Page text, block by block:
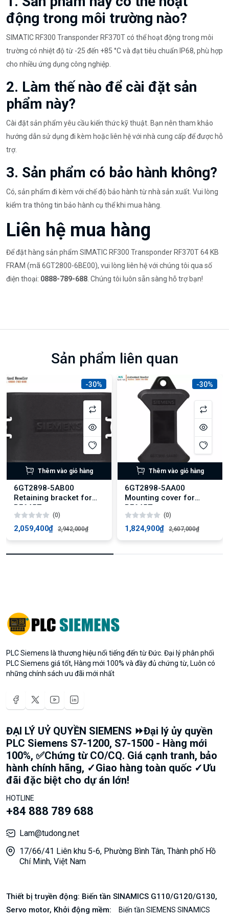
động trong môi trường nào?
SIMATIC RF300 Transponder RF370T có thể hoạt động trong môi
trường có nhiệt độ từ -25 đến +85 °C và đạt tiêu chuẩn IP68, phù hợp
cho nhiều ứng dụng công nghiệp.
2. Làm thế nào để cài đặt sản
phẩm này?
Cài đặt sản phẩm yêu cầu kiến thức kỹ thuật. Bạn nên tham khảo
hướng dẫn sử dụng đi kèm hoặc liên hệ với nhà cung cấp để được hỗ
trợ.
3. Sản phẩm có bảo hành không?
Có, sản phẩm đi kèm với chế độ bảo hành từ nhà sản xuất. Vui lòng
kiểm tra thông tin bảo hành cụ thể khi mua hàng.
Liên hệ mua hàng
Để đặt hàng sản phẩm SIMATIC RF300 Transponder RF370T 64 KB
FRAM (mã 6GT2800-6BE00), vui lòng liên hệ với chúng tôi qua số
điện thoại: 0888-789-688 . Chúng tôi luôn sẵn sàng hỗ trợ bạn!
Sản phẩm liên quan
-30%
Thêm vào giỏ hàng
6GT2898-5AB00
Retaining bracket for
RF645T
(0)
2,059,400₫ 2,942,000₫
-30%
Thêm vào giỏ hàng
6GT2898-5AA00
Mounting cover for
RF645T
(0)
1,824,900₫ 2,607,000₫
PLC Siemens là thương hiệu nổi tiếng đến từ Đức. Đại lý phân phối
PLC Siemens giá tốt, Hàng mới 100% và đầy đủ chứng từ, Luôn có
những chính sách ưu đãi mới nhất
ĐẠI LÝ UỶ QUYỀN SIEMENS ⏩Đại lý ủy quyền
PLC Siemens S7-1200, S7-1500 - Hàng mới
100%, ✅Chứng từ CO/CQ. Giá cạnh tranh, bảo
hành chính hãng, ✓Giao hàng toàn quốc ✓Ưu
đãi đặc biệt cho dự án lớn!
HOTLINE
+84 888 789 688
Lam@tudong.net
17/66/41 Liên khu 5-6, Phường Bình Tân, Thành phố Hồ
Chí Minh, Việt Nam
Thiết bị truyền động: Biến tần SINAMICS G110/G120/G130,
Servo motor, Khởi động mềm:
Biến tần SIEMENS SINAMICS